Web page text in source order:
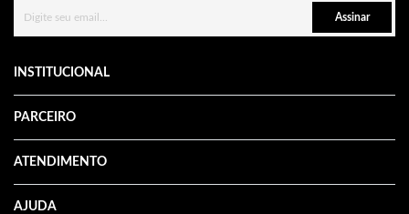
Assinar
INSTITUCIONAL
PARCEIRO
ATENDIMENTO
AJUDA